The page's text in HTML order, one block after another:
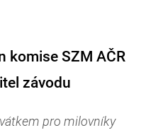
komise SZM AČR
závodu
pro milovníky